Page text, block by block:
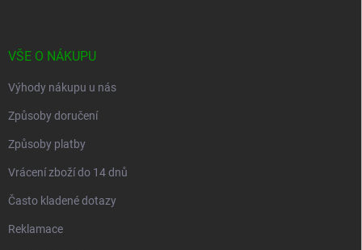
VŠE O NÁKUPU
Výhody nákupu u nás
Způsoby doručení
Způsoby platby
Vrácení zboží do 14 dnů
Často kladené dotazy
Reklamace